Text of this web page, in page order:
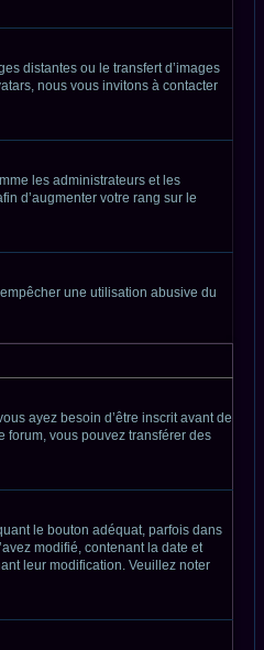
distantes ou le transfert d’images
nous vous invitons à contacter
les administrateurs et les
d’augmenter votre rang sur le
une utilisation abusive du
ayez besoin d’être inscrit avant de
forum, vous pouvez transférer des
le bouton adéquat, parfois dans
modifié, contenant la date et
leur modification. Veuillez noter